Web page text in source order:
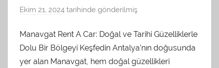
Ekim 21, 2024 tarihinde gönderilmiş
m
i
n
Manavgat Rent A Car: Doğal ve Tarihi Güzelliklerle
Dolu Bir Bölgeyi Keşfedin Antalya’nın doğusunda
yer alan Manavgat, hem doğal güzellikleri